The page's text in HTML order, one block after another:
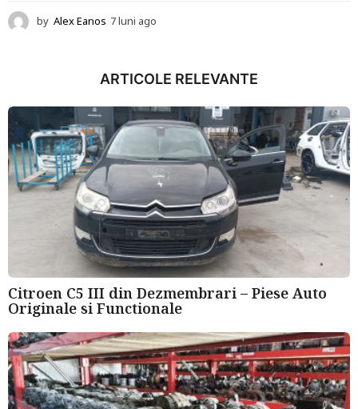
by Alex Eanos 7 luni ago
n
a
g
o
ARTICOLE RELEVANTE
Citroen C5 III din Dezmembrari – Piese Auto
Originale si Functionale